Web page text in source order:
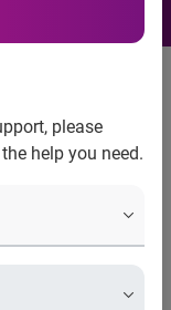
please
help you need.
de
géomarketing
Services,
du marketing